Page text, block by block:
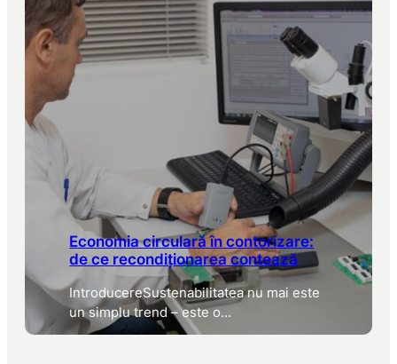
Economia circulară în contorizare:
de ce recondiționarea contează
IntroducereSustenabilitatea nu mai este
un simplu trend – este o…